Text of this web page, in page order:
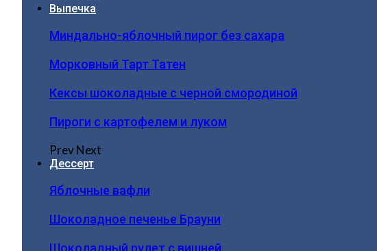
Выпечка
Миндально-яблочный пирог без сахара
Морковный Тарт Татен
Кексы шоколадные с черной смородиной
Пироги c картофелем и луком
PrevNext
Дессерт
Яблочные вафли
Шоколадное печенье Брауни
Шоколадный рулет с вишней